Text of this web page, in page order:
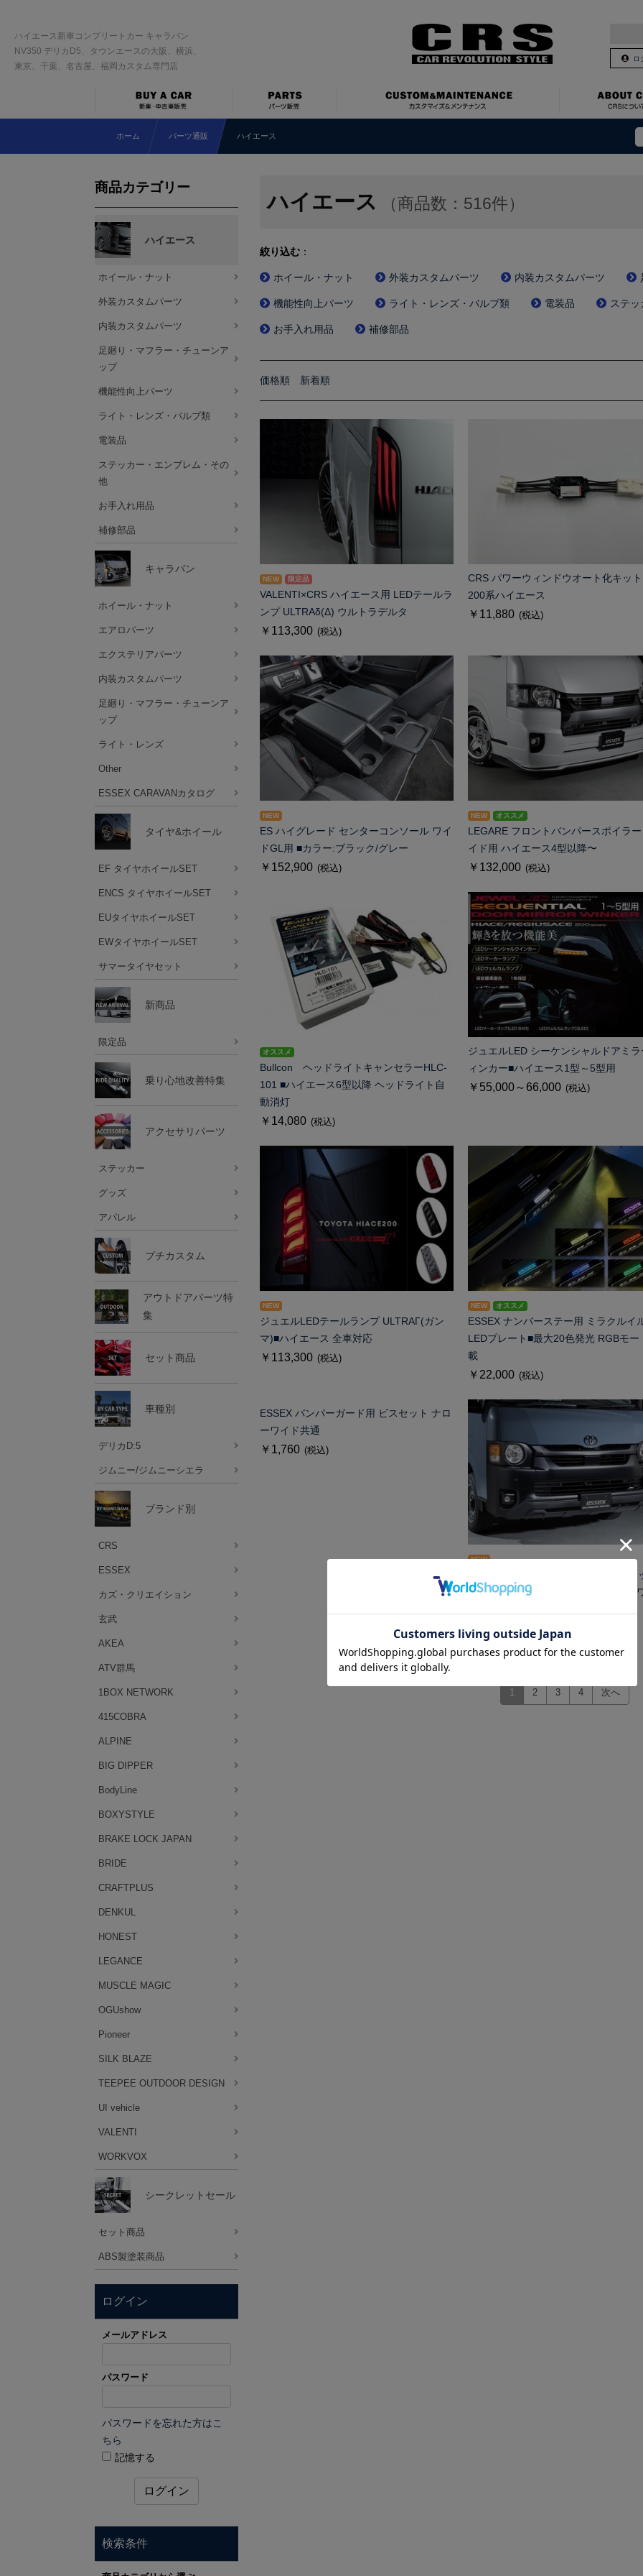
ハイエース新車コンプリートカー キャラバン
NV350 デリカD5、タウンエースの大阪、横浜、
東京、千葉、名古屋、福岡カスタム専門店
ロ
ホーム パーツ通販 ハイエース
ハイエース （商品数：516件）
絞り込む ：
ホイール・ナット 外装カスタムパーツ 内装カスタムパーツ
機能性向上パーツ ライト・レンズ・バルブ類 電装品 ステ
お手入れ用品 補修部品
価格順 新着順
NEW 限定品
VALENTI×CRS ハイエース用 LEDテールラ
ンプ ULTRAδ(Δ) ウルトラデルタ
￥113,300 (税込)
CRS パワーウィンドウオート化キット
200系ハイエース
￥11,880 (税込)
NEW
ES ハイグレード センターコンソール ワイ
ドGL用 ■カラー:ブラック/グレー
￥152,900 (税込)
NEW オススメ
LEGARE フロントバンパースポイラー
イド用 ハイエース4型以降〜
￥132,000 (税込)
オススメ
Bullcon ヘッドライトキャンセラーHLC-
101 ■ハイエース6型以降 ヘッドライト自
動消灯
￥14,080 (税込)
ジュエルLED シーケンシャルドアミラ
ィンカー■ハイエース1型～5型用
￥55,000～66,000 (税込)
NEW
ジュエルLEDテールランプ ULTRAΓ(ガン
マ)■ハイエース 全車対応
￥113,300 (税込)
NEW オススメ
ESSEX ナンバーステー用 ミラクルイ
LEDプレート■最大20色発光 RGBモー
載
￥22,000 (税込)
ESSEX バンパーガード用 ビスセット ナロ
ーワイド共通
￥1,760 (税込)
NEW
ES バンパーガード シボ(マットブラ
ク)/カーボン ハイエース4型以降対応
￥77,000 (税込)
1 2 3 4 次へ
商品カテゴリー
ハイエース
ホイール・ナット
外装カスタムパーツ
内装カスタムパーツ
足廻り・マフラー・チューンア
ップ
機能性向上パーツ
ライト・レンズ・バルブ類
電装品
ステッカー・エンブレム・その
他
お手入れ用品
補修部品
キャラバン
ホイール・ナット
エアロパーツ
エクステリアパーツ
内装カスタムパーツ
足廻り・マフラー・チューンア
ップ
ライト・レンズ
Other
ESSEX CARAVANカタログ
タイヤ&ホイール
EF タイヤホイールSET
ENCS タイヤホイールSET
EUタイヤホイールSET
EWタイヤホイールSET
サマータイヤセット
新商品
限定品
乗り心地改善特集
アクセサリパーツ
ステッカー
グッズ
アパレル
プチカスタム
アウトドアパーツ特
集
セット商品
車種別
デリカD:5
ジムニー/ジムニーシエラ
ブランド別
CRS
ESSEX
カズ・クリエイション
玄武
AKEA
ATV群馬
1BOX NETWORK
415COBRA
ALPINE
BIG DIPPER
BodyLine
BOXYSTYLE
BRAKE LOCK JAPAN
BRIDE
CRAFTPLUS
DENKUL
HONEST
LEGANCE
MUSCLE MAGIC
OGUshow
Pioneer
SILK BLAZE
TEEPEE OUTDOOR DESIGN
UI vehicle
VALENTI
WORKVOX
シークレットセール
セット商品
ABS製塗装商品
ログイン
メールアドレス
パスワード
パスワードを忘れた方はこ
ちら
記憶する
ログイン
検索条件